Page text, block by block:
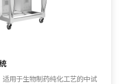
用于生物制药纯化工艺的中试